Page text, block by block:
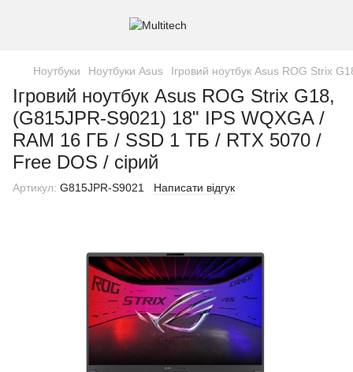
Ноутбуки Ноутбуки Asus Ігровий ноутбук Asus ROG Strix
Ігровий ноутбук Asus ROG Strix G18,
(G815JPR-S9021) 18" IPS WQXGA /
RAM 16 ГБ / SSD 1 ТБ / RTX 5070 /
Free DOS / сірий
Артикул: G815JPR-S9021 Написати відгук